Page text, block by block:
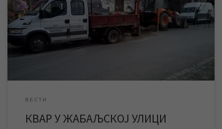
Багљашу. Екипе ЈКП „Водовод и канализација“ су на терену и
раде на отклањању квара. Ако не дође до непредвиђених
околности, очекује се да ће квар бити отклоњен до 14 часова,
након чега ће […]
ВЕСТИ
КВАР У ЖАБАЉСКОЈ УЛИЦИ